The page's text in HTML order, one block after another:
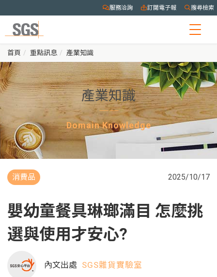
服務洽詢 訂閱電子報 搜尋檢索
首頁 重點訊息 產業知識
產業知識
Domain Knowledge
消費品 2025/10/17
嬰幼童餐具琳瑯滿目 怎麼挑
選與使用才安心?
內文出處 SGS雜貨實驗室